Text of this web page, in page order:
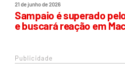
21 de junho de 2026
Sampaio é superado
e buscará reação em
Publicidade